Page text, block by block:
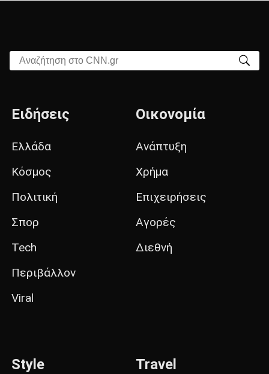
Αναζήτηση στο CNN.gr
Ειδήσεις
Ελλάδα
Κόσμος
Πολιτική
Σπορ
Tech
Περιβάλλον
Viral
Οικονομία
Ανάπτυξη
Χρήμα
Επιχειρήσεις
Αγορές
Διεθνή
Style Travel